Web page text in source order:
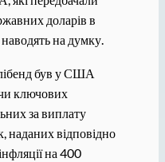
доларів в
на думку.
був у США
ключових
за виплату
наданих відповідно
на 400